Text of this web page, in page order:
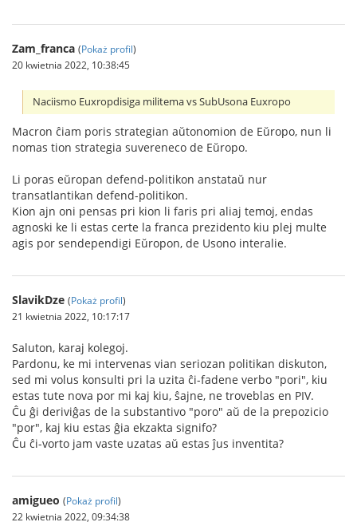
Zam_franca (Pokaż profil)
20 kwietnia 2022, 10:38:45
Naciismo Euxropdisiga militema vs SubUsona Euxropo
Macron ĉiam poris strategian aŭtonomion de Eŭropo, nun li
nomas tion strategia suvereneco de Eŭropo.
Li poras eŭropan defend-politikon anstataŭ nur
transatlantikan defend-politikon.
Kion ajn oni pensas pri kion li faris pri aliaj temoj, endas
agnoski ke li estas certe la franca prezidento kiu plej multe
agis por sendependigi Eŭropon, de Usono interalie.
SlavikDze (Pokaż profil)
21 kwietnia 2022, 10:17:17
Saluton, karaj kolegoj.
Pardonu, ke mi intervenas vian seriozan politikan diskuton,
sed mi volus konsulti pri la uzita ĉi-fadene verbo "pori", kiu
estas tute nova por mi kaj kiu, ŝajne, ne troveblas en PIV.
Ĉu ĝi deriviĝas de la substantivo "poro" aŭ de la prepozicio
"por", kaj kiu estas ĝia ekzakta signifo?
Ĉu ĉi-vorto jam vaste uzatas aŭ estas ĵus inventita?
amigueo (Pokaż profil)
22 kwietnia 2022, 09:34:38